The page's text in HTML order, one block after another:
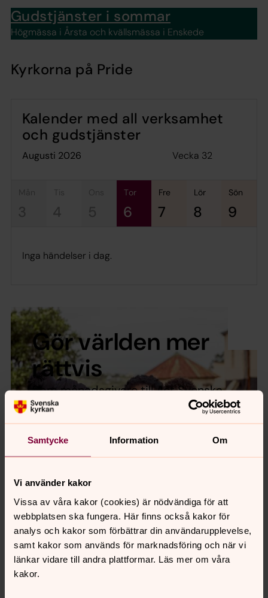
Samtycke Information Om
Vi använder kakor
Vissa av våra kakor (cookies) är nödvändiga för att
webbplatsen ska fungera. Här finns också kakor för
analys och kakor som förbättrar din användarupplevelse,
samt kakor som används för marknadsföring och när vi
länkar vidare till andra plattformar. Läs mer om våra
kakor.
Gudstjänster i sommar
Högmässa i Årsta och kvällsmässa i Enskede
Kyrkorna på Pride
Kalender med all verksamhet
och gudstjänster
augusti 2026 Vecka 32
tis
4
tor
6
fre
7
lör
8
sön
9
Inga händelser i dag.
Gör världen mer
rättvis
Som månadsgivare till Act Svenska
kyrkan bidrar du till att fler barn får
möjlighet att gå i skolan, skyddar
människor på flykt och stöttar
människor att ta sig ur fattigdom.
Bli månadsgivare i dag!